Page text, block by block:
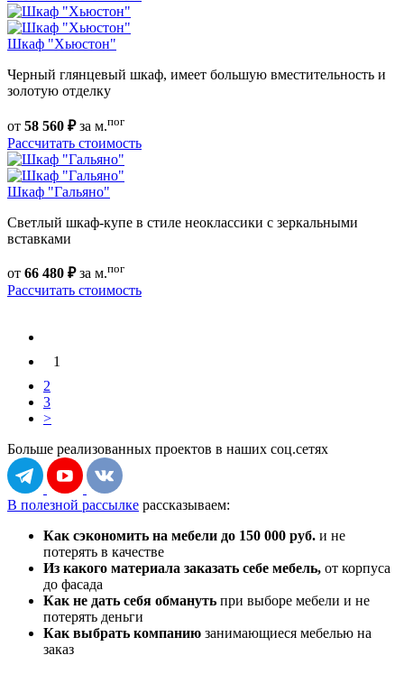
Шкаф "Хьюстон"
Черный глянцевый шкаф, имеет большую вместительность и
золотую отделку
от 58 560 ₽за м.пог
Рассчитать стоимость
Шкаф "Гальяно"
Светлый шкаф-купе в стиле неоклассики с зеркальными
вставками
от 66 480 ₽за м.пог
Рассчитать стоимость
1
2
3
>
Больше реализованных проектов в наших соц.сетях
В полезной рассылке рассказываем:
Как сэкономить на мебели до 150 000 руб. и не
потерять в качестве
Из какого материала заказать себе мебель, от корпуса
до фасада
Как не дать себя обмануть при выборе мебели и не
потерять деньги
Как выбрать компанию занимающиеся мебелью на
заказ